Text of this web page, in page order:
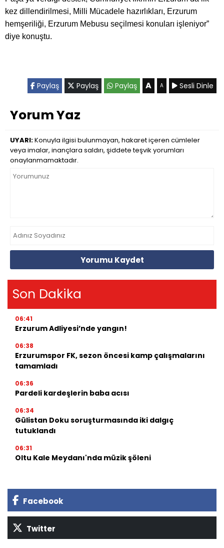
kez dillendirilmesi, Milli Mücadele hazırlıkları, Erzurum
hemşeriliği, Erzurum Mebusu seçilmesi konuları işleniyor”
diye konuştu.
Paylaş Paylaş Paylaş A A Sesli Dinle
Yorum Yaz
UYARI:Konuyla ilgisi bulunmayan, hakaret içeren cümleler
veya imalar, inançlara saldırı, şiddete teşvik yorumları
onaylanmamaktadır.
Yorumu Kaydet
Son Dakika
06:41
Erzurum Adliyesi’nde yangın!
06:38
Erzurumspor FK, sezon öncesi kamp çalışmalarını
tamamladı
06:36
Pardeli kardeşlerin baba acısı
06:34
Gülistan Doku soruşturmasında iki dalgıç
tutuklandı
06:31
Oltu Kale Meydanı'nda müzik şöleni
Facebook
Twitter